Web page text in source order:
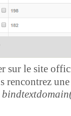
sur le site
rencontrez